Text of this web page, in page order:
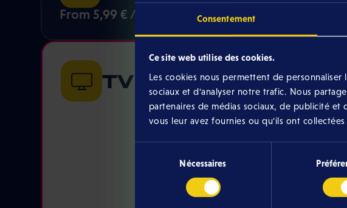
Consentement
Ce site web utilise des cookies.
Les cookies nous permettent de
sociaux et d'analyser notre trafic. Nous
partenaires de médias sociaux, de publicité
vous leur avez fournies ou qu'ils ont
consentement
Nécessaires
From 5,99 € /month
TV
TV App
Streaming
19,99 € /month